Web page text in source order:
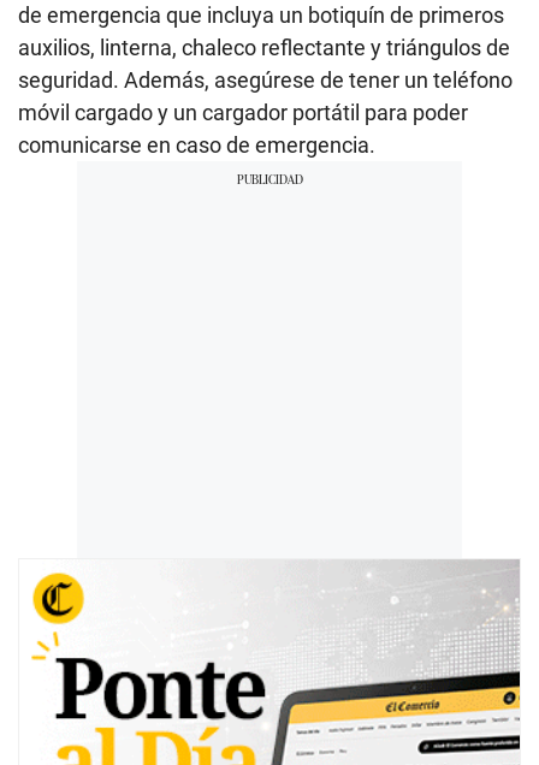
de emergencia que incluya un botiquín de primeros
auxilios, linterna, chaleco reflectante y triángulos de
seguridad. Además, asegúrese de tener un teléfono
móvil cargado y un cargador portátil para poder
comunicarse en caso de emergencia.